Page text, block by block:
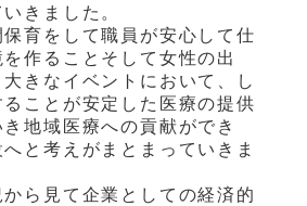
きました。
育をして職員が安心して仕
作ることそして女性の出
きなイベントにおいて、し
ことが安定した医療の提供
地域医療への貢献ができ
と考えがまとまっていきま
ら見て企業としての経済的